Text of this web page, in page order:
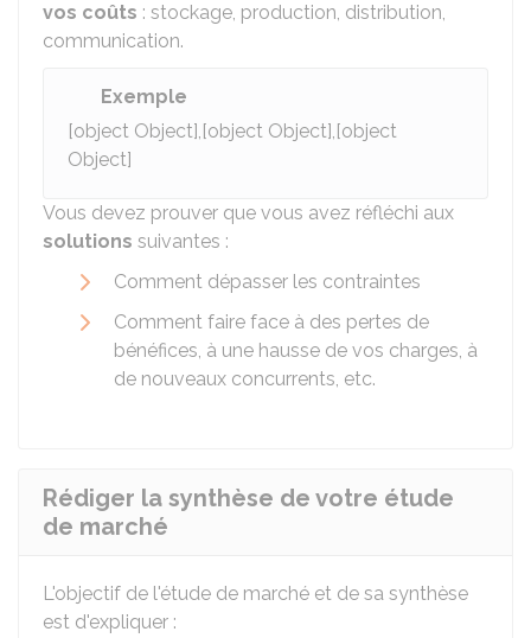
vos coûts : stockage, production, distribution,
communication.
Exemple
[object Object],[object Object],[object
Object]
Vous devez prouver que vous avez réfléchi aux
solutions suivantes :
Comment dépasser les contraintes
Comment faire face à des pertes de
bénéfices, à une hausse de vos charges, à
de nouveaux concurrents, etc.
Rédiger la synthèse de votre étude
de marché
L'objectif de l'étude de marché et de sa synthèse
est d'expliquer :